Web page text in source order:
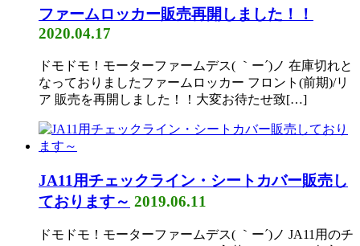
ファームロッカー販売再開しました！！
2020.04.17
ドモドモ！モーターファームデス( ｀ー´)ノ 在庫切れと
なっておりましたファームロッカー フロント(前期)/リ
ア 販売を再開しました！！大変お待たせ致[…]
JA11用チェックライン・シートカバー販売し
ております～ 2019.06.11
ドモドモ！モーターファームデス( ｀ー´)ノ JA11用のチ